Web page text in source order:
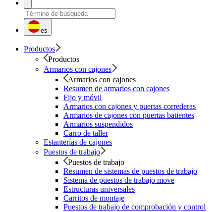
es
Productos
Productos
Armarios con cajones
Armarios con cajones
Resumen de armarios con cajones
Fijo y móvil
Armarios con cajones y puertas correderas
Armarios de cajones con puertas batientes
Armarios suspendidos
Carro de taller
Estanterías de cajones
Puestos de trabajo
Puestos de trabajo
Resumen de sistemas de puestos de trabajo
Sistema de puestos de trabajo move
Estructuras universales
Carritos de montaje
Puestos de trabajo de comprobación y control